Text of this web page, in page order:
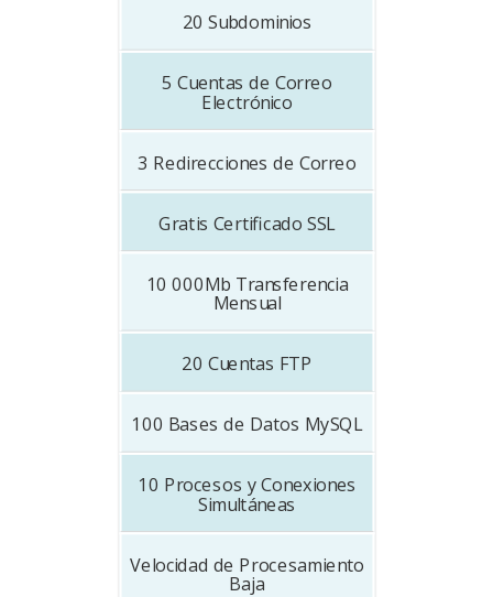
20 Subdominios
5 Cuentas de Correo
Electrónico
3 Redirecciones de Correo
Gratis Certificado SSL
10 000MbTransferencia
Mensual
20 Cuentas FTP
100 Bases de Datos MySQL
10 Procesos y Conexiones
Simultáneas
Velocidad de Procesamiento
Baja